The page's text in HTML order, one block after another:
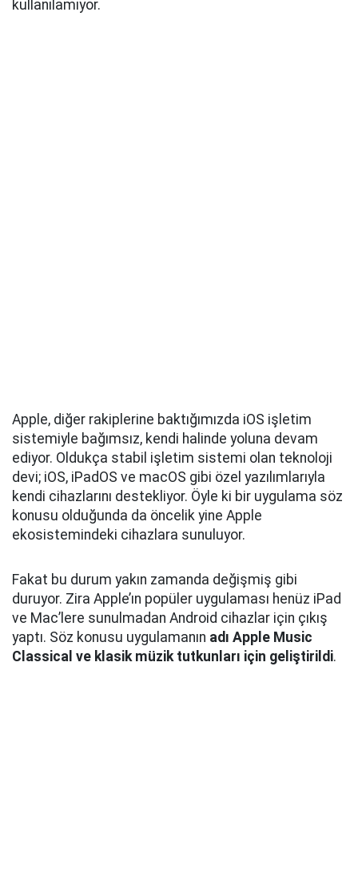
kullanılamıyor.
Apple, diğer rakiplerine baktığımızda iOS işletim
sistemiyle bağımsız, kendi halinde yoluna devam
ediyor. Oldukça stabil işletim sistemi olan teknoloji
devi; iOS, iPadOS ve macOS gibi özel yazılımlarıyla
kendi cihazlarını destekliyor. Öyle ki bir uygulama söz
konusu olduğunda da öncelik yine Apple
ekosistemindeki cihazlara sunuluyor.
Fakat bu durum yakın zamanda değişmiş gibi
duruyor. Zira Apple’ın popüler uygulaması henüz iPad
ve Mac’lere sunulmadan Android cihazlar için çıkış
yaptı. Söz konusu uygulamanın adı Apple Music
Classical ve klasik müzik tutkunları için geliştirildi.